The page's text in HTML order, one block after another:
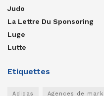
Judo
La Lettre Du Sponsoring
Luge
Lutte
Etiquettes
Adidas Agences de